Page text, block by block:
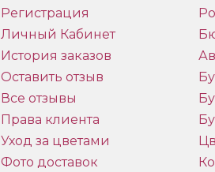
Регистрация
Личный Кабинет
История заказов
Оставить отзыв
Все отзывы
Права клиента
Уход за цветами
Фото доставок